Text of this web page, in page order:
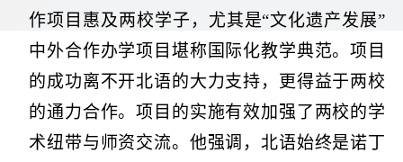
作项目惠及两校学子，尤其是“文化遗产发展”
中外合作办学项目堪称国际化教学典范。项目
的成功离不开北语的大力支持，更得益于两校
的通力合作。项目的实施有效加强了两校的学
术纽带与师资交流。他强调，北语始终是诺丁